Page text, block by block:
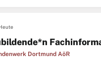
Dortmund AöR